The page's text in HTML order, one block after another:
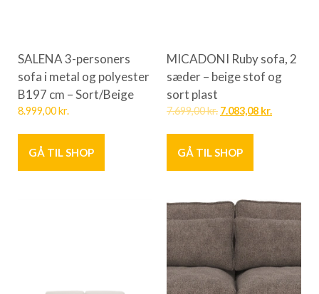
SALENA 3-personers
sofa i metal og polyester
B197 cm – Sort/Beige
8.999,00kr.
GÅ TIL SHOP
MICADONI Ruby sofa, 2
sæder – beige stof og
sort plast
7.699,00kr. 7.083,08 kr.
GÅ TIL SHOP